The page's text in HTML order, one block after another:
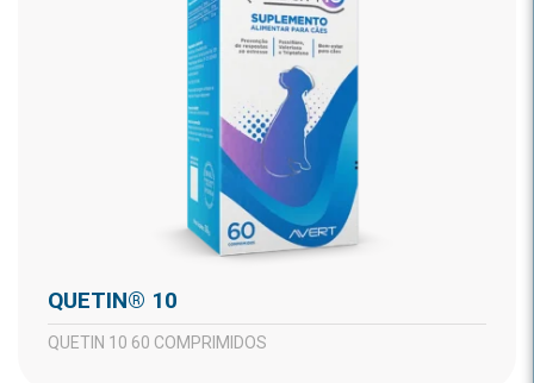
QUETIN® 10
QUETIN 10 60 COMPRIMIDOS